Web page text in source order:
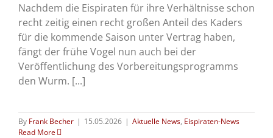
Nachdem die Eispiraten für ihre Verhältnisse schon
recht zeitig einen recht großen Anteil des Kaders
für die kommende Saison unter Vertrag haben,
fängt der frühe Vogel nun auch bei der
Veröffentlichung des Vorbereitungsprogramms
den Wurm. [...]
By Frank Becher | 15.05.2026 | Aktuelle News, Eispiraten-News
Read More